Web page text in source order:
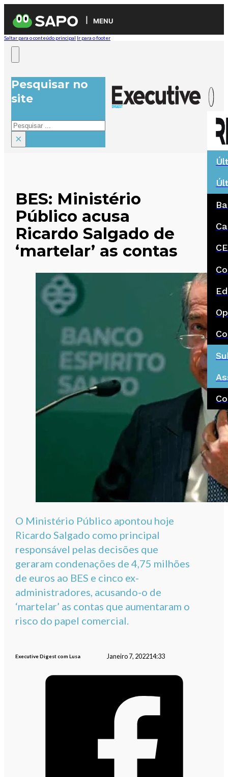
MENU
Saltar para o conteúdo principal Ir para o footer
Pesquisar no
site
Pesquisar
×
BES: Ministério
Público acusa
Ricardo Salgado de
‘martelar’ as contas
O Ministério Público apontou hoje
Ricardo Salgado como principal
responsável pelas decisões que
geraram condenações de 4,75 milhões
de euros ao BES e cinco ex-
administradores, acusando-o de
‘martelar’ as contas que aumentaram o
risco do papel comercial.
Executive Digest com Lusa Janeiro 7, 202214:33